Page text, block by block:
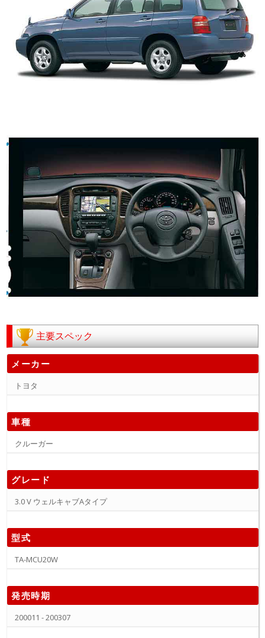
主要スペック
メーカー
トヨタ
車種
クルーガー
グレード
3.0 V ウェルキャブAタイプ
型式
TA-MCU20W
発売時期
200011 - 200307